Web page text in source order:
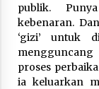
publik.
kebenaran.
‘gizi’ untuk
mengguncang
proses
ia keluarkan